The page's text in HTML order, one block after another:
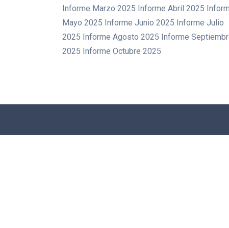
Informe Marzo 2025 Informe Abril 2025
Mayo 2025 Informe Junio 2025 Informe Julio
2025 Informe Agosto 2025 Informe
2025 Informe Octubre 2025